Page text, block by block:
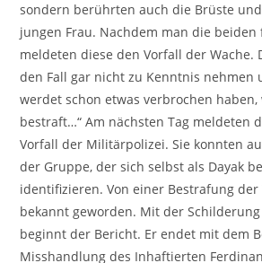
sondern berührten auch die Brüste
jungen Frau. Nachdem man die beiden
meldeten diese den Vorfall der Wache.
den Fall gar nicht zu Kenntnis nehmen
werdet schon etwas verbrochen
bestraft…“ Am nächsten Tag meldeten
Vorfall der Militärpolizei. Sie konnten
der Gruppe, der sich selbst als Dayak
identifizieren. Von einer Bestrafung
bekannt geworden. Mit der Schilderung
beginnt der Bericht. Er endet mit dem
Misshandlung des Inhaftierten